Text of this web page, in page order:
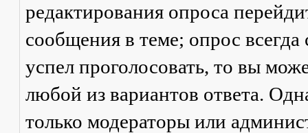
редактирования опроса
сообщения в теме; опрос
успел проголосовать, то вы
любой из вариантов ответа.
только модераторы или